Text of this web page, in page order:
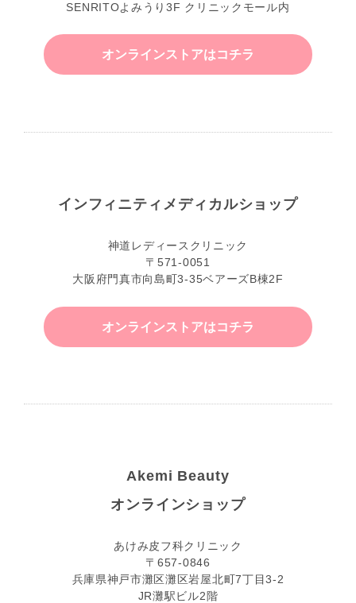
SENRITOよみうり3F クリニックモール内
オンラインストアはコチラ
インフィニティ メディカルショップ
神道レディースクリニック
〒571-0051
大阪府門真市向島町3-35ベアーズB棟2F
オンラインストアはコチラ
Akemi Beauty
オンラインショップ
あけみ皮フ科クリニック
〒657-0846
兵庫県神戸市灘区灘区岩屋北町7丁目3-2
JR灘駅ビル2階